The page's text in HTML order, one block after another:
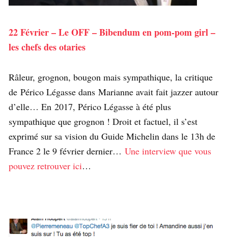
22 Février – Le OFF – Bibendum en pom-pom girl –
les chefs des otaries
Râleur, grognon, bougon mais sympathique, la critique
de Périco Légasse dans Marianne avait fait jazzer autour
d’elle… En 2017, Périco Légasse à été plus
sympathique que grognon ! Droit et factuel, il s’est
exprimé sur sa vision du Guide Michelin dans le 13h de
France 2 le 9 février dernier… Une interview que vous
pouvez retrouver ici…